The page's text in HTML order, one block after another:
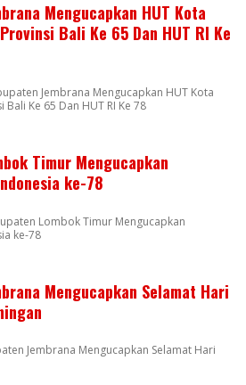
Mengucapkan HUT Kota
Bali Ke 65 Dan HUT RI Ke
Jembrana Mengucapkan HUT Kota
Ke 65 Dan HUT RI Ke 78
Timur Mengucapkan
ke-78
Lombok Timur Mengucapkan
ke-78
Mengucapkan Selamat Hari
Jembrana Mengucapkan Selamat Hari